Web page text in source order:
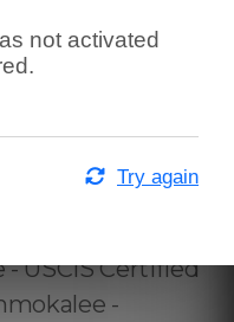
not activated
Try again